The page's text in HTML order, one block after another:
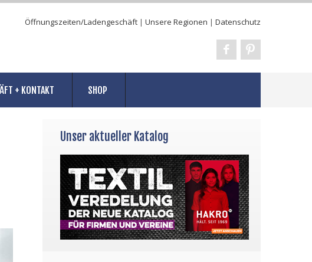
Öffnungszeiten/Ladengeschäft | Unsere Regionen | Datenschutz
+ KONTAKT SHOP
Unser aktueller Katalog